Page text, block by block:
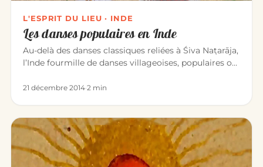
L'ESPRIT DU LIEU · INDE
Les danses populaires en Inde
Au-delà des danses classiques reliées à Śiva Naṭarāja,
l’Inde fourmille de danses villageoises, populaires ou
21 décembre 2014·2 min